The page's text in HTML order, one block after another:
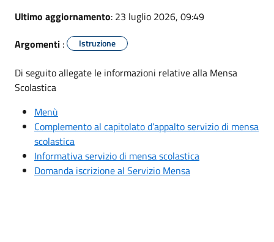
Ultimo aggiornamento: 23 luglio 2026, 09:49
Argomenti : Istruzione
Di seguito allegate le informazioni relative alla Mensa
Scolastica
Menù
Complemento al capitolato d’appalto servizio di mensa
scolastica
Informativa servizio di mensa scolastica
Domanda iscrizione al Servizio Mensa